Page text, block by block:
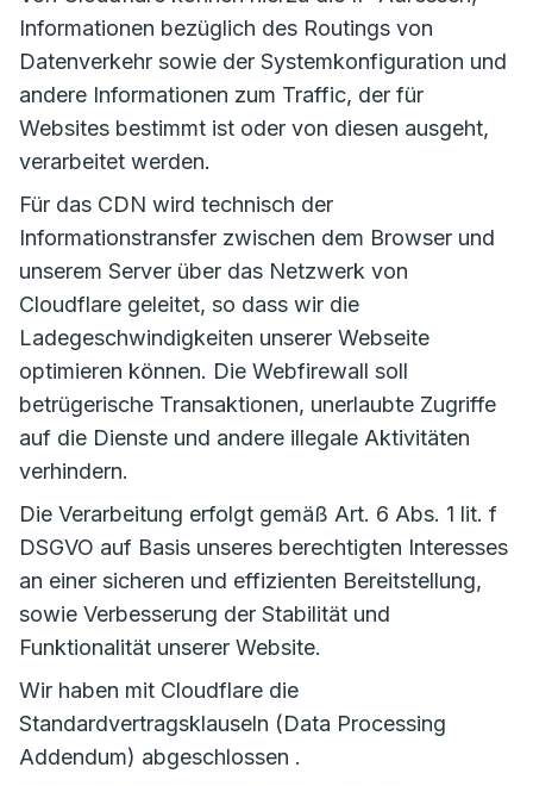
Informationen bezüglich des Routings von
Datenverkehr sowie der Systemkonfiguration und
andere Informationen zum Traffic, der für
Websites bestimmt ist oder von diesen ausgeht,
verarbeitet werden.
Für das CDN wird technisch der
Informationstransfer zwischen dem Browser und
unserem Server über das Netzwerk von
Cloudflare geleitet, so dass wir die
Ladegeschwindigkeiten unserer Webseite
optimieren können. Die Webfirewall soll
betrügerische Transaktionen, unerlaubte Zugriffe
auf die Dienste und andere illegale Aktivitäten
verhindern.
Die Verarbeitung erfolgt gemäß Art. 6 Abs. 1 lit. f
DSGVO auf Basis unseres berechtigten Interesses
an einer sicheren und effizienten Bereitstellung,
sowie Verbesserung der Stabilität und
Funktionalität unserer Website.
Wir haben mit Cloudflare die
Standardvertragsklauseln (Data Processing
Addendum) abgeschlossen .